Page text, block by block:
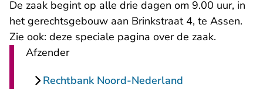
De zaak begint op alle drie dagen om 9.00 uur, in
het gerechtsgebouw aan Brinkstraat 4, te Assen.
Zie ook: deze speciale pagina over de zaak.
Afzender
Rechtbank Noord-Nederland